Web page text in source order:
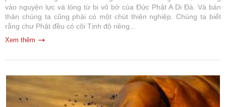
vào nguyện lực và lòng từ bi vô bờ của Đức Phật A Di Đà. Và bản
thân chúng ta cũng phải có một chút thiện nghiệp. Chúng ta biết
rằng chư Phật đều có cõi Tịnh độ riêng...
Xem thêm